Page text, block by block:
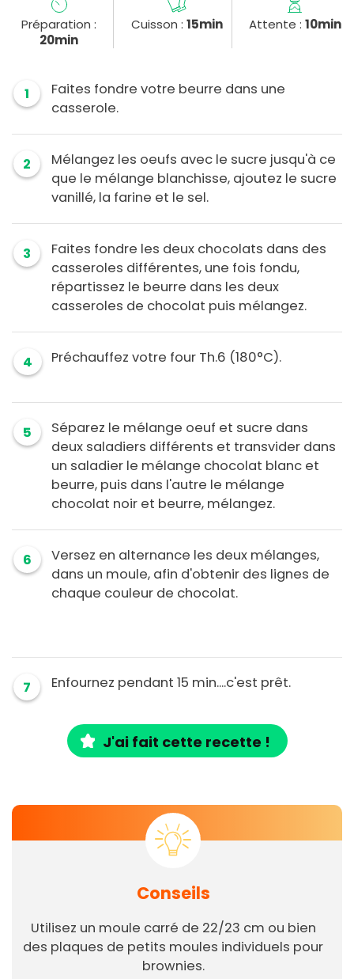
Préparation :
20min
Cuisson : 15min Attente : 10min
1
Faites fondre votre beurre dans une
casserole.
2
Mélangez les oeufs avec le sucre jusqu'à ce
que le mélange blanchisse, ajoutez le sucre
vanillé, la farine et le sel.
3
Faites fondre les deux chocolats dans des
casseroles différentes, une fois fondu,
répartissez le beurre dans les deux
casseroles de chocolat puis mélangez.
4 Préchauffez votre four Th.6 (180°C).
5
Séparez le mélange oeuf et sucre dans
deux saladiers différents et transvider dans
un saladier le mélange chocolat blanc et
beurre, puis dans l'autre le mélange
chocolat noir et beurre, mélangez.
6
Versez en alternance les deux mélanges,
dans un moule, afin d'obtenir des lignes de
chaque couleur de chocolat.
7 Enfournez pendant 15 min....c'est prêt.
J'ai fait cette recette !
Conseils
Utilisez un moule carré de 22/23 cm ou bien
des plaques de petits moules individuels pour
brownies.